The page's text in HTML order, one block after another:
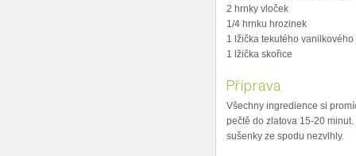
2 hrnky vloček
1/4 hrnku hrozinek
1 lžička tekutého
1 lžička skořice
Příprava
Všechny ingredience si
pečtě do zlatova 15-20
sušenky ze spodu nezvlhly.